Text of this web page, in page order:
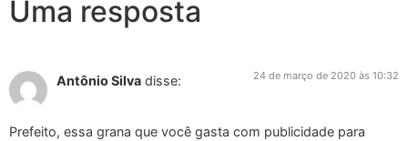
Uma resposta
Antônio Silva disse: 24 de março de 2020 às 10:32
Prefeito, essa grana que você gasta com publicidade para